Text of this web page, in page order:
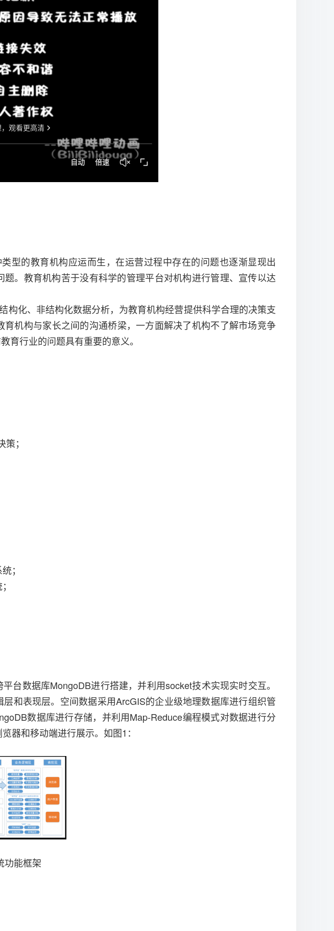
型的教育机构应运而生，在运营过程中存在的问题也逐渐显现出
。教育机构苦于没有科学的管理平台对机构进行管理、宣传以达
化、非结构化数据分析，为教育机构经营提供科学合理的决策支
机构与家长之间的沟通桥梁，一方面解决了机构不了解市场竞争
育行业的问题具有重要的意义。
；
；
台数据库MongoDB进行搭建，并利用socket技术实现实时交互。
和表现层。空间数据采用ArcGIS的企业级地理数据库进行组织管
数据库进行存储，并利用Map-Reduce编程模式对数据进行分
器和移动端进行展示。如图1：
功能框架